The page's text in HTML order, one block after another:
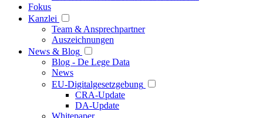
Fokus
Kanzlei
Team & Ansprechpartner
Auszeichnungen
News & Blog
Blog - De Lege Data
News
EU-Digitalgesetzgebung
CRA-Update
DA-Update
Whitepaper